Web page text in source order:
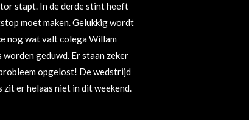
stapt. In de derde stint heeft
moet maken. Gelukkig wordt
nog wat valt colega Willam
geduwd. Er staan zeker
opgelost! De wedstrijd
er helaas niet in dit weekend.